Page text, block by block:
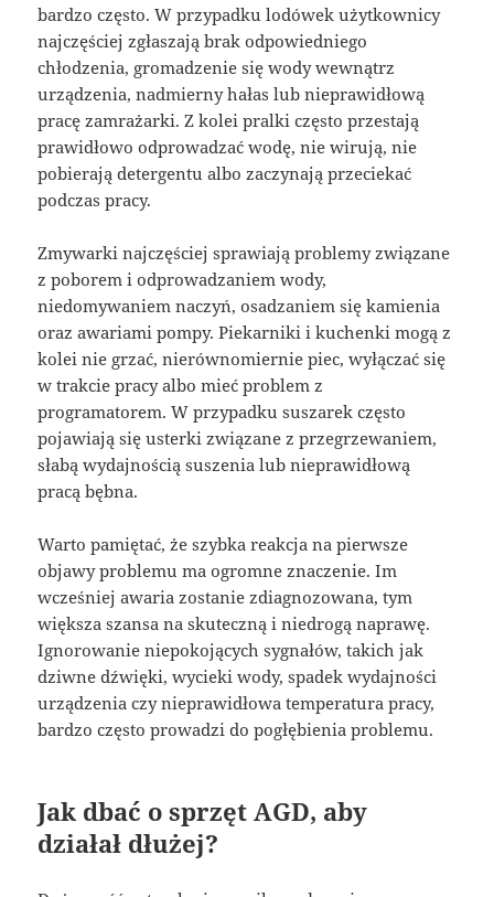
bardzo często. W przypadku lodówek użytkownicy
najczęściej zgłaszają brak odpowiedniego
chłodzenia, gromadzenie się wody wewnątrz
urządzenia, nadmierny hałas lub nieprawidłową
pracę zamrażarki. Z kolei pralki często przestają
prawidłowo odprowadzać wodę, nie wirują, nie
pobierają detergentu albo zaczynają przeciekać
podczas pracy.
Zmywarki najczęściej sprawiają problemy związane
z poborem i odprowadzaniem wody,
niedomywaniem naczyń, osadzaniem się kamienia
oraz awariami pompy. Piekarniki i kuchenki mogą z
kolei nie grzać, nierównomiernie piec, wyłączać się
w trakcie pracy albo mieć problem z
programatorem. W przypadku suszarek często
pojawiają się usterki związane z przegrzewaniem,
słabą wydajnością suszenia lub nieprawidłową
pracą bębna.
Warto pamiętać, że szybka reakcja na pierwsze
objawy problemu ma ogromne znaczenie. Im
wcześniej awaria zostanie zdiagnozowana, tym
większa szansa na skuteczną i niedrogą naprawę.
Ignorowanie niepokojących sygnałów, takich jak
dziwne dźwięki, wycieki wody, spadek wydajności
urządzenia czy nieprawidłowa temperatura pracy,
bardzo często prowadzi do pogłębienia problemu.
Jak dbać o sprzęt AGD, aby
działał dłużej?